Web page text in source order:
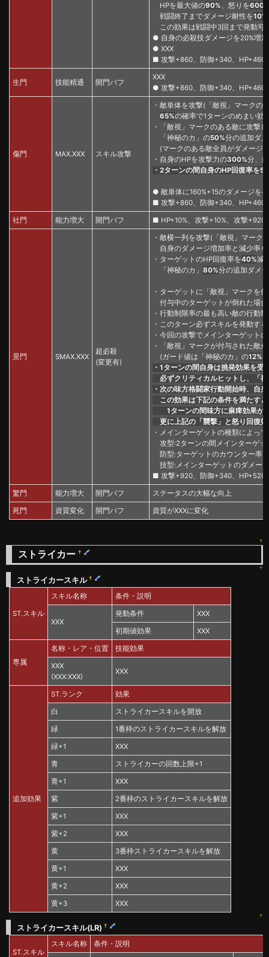
HPを最大値の90% 、怒りを600
戦闘終了までダメージ耐性を10%
この効果は戦闘中3回まで発動可
● 自身の必殺技ダメージを20%増加
● XXX
■ 攻撃+860、防御+340、HP+4600
生門 技能精通 開門バフ
XXX
● 攻撃+860、防御+340、HP+4600
傷門 MAX.XXX スキル攻撃
・敵単体を攻撃(「敵視」マークの
65%の確率で1ターンのめまい効
・「敵視」マークのある敵に攻撃
「神秘のカ」の50%分の追加ダ
(マークのある敵全員がダメージ
・自身のHPを攻撃力の300%分、
・2ターンの間自身のHP回復率を
● 敵単体に160%+15のダメージを
■ 攻撃+860、防御+340、HP+4600
社門 能力増大 開門バフ ■ HP+10%、攻撃+10%、攻撃
景門 SMAX.XXX
超必殺
(変更有)
・敵横一列を攻撃(「敵視」マーク
自身のダメージ増加率と減少率を
・ターゲットのHP回復率を40%減
「神秘のカ」 80%分の追加ダメ
・ターゲットに「敵視」マークを
付与中のターゲットが倒れた場
・行動制限率の最も高い敵の行動
・このターン必ずスキルを発動す
・今回の攻撃でメインターゲット
・「敵視」マークが付与された敵
(ガード値は「神秘のカ」の12%
・1ターンの間自身は挑発効果を
必ずクリティカルヒットし、「
・次の味方格闘家行動開始時、自
この効果は下記の条件を満たす
1ターンの間味方に麻痺効果が付
更に上記の「襲撃」と怒り回復
・メインターゲットの種類によっ
攻型:2ターンの間メインターゲッ
防型:ターゲットのカウンター率
技型:メインターゲットのダメー
■ 攻撃+920、防御+340、HP+5200
驚門 能力増大 開門バフ ステータスの大幅な向上
死門 資質変化 開門バフ 資質がXXXに変化
↑
ストライカー †
↑
ストライカースキル†
ST.スキル
スキル名称 条件・説明
XXX
発動条件 XXX
初期値効果 XXX
専属
名称・レア・位置 技能効果
XXX
(XXX:XXX)
XXX
追加効果
ST.ランク 効果
白 ストライカースキルを開放
緑 1番枠のストライカースキルを解放
緑+1 XXX
青 ストライカーの回数上限+1
青+1 XXX
紫 2番枠のストライカースキルを解放
紫+1 XXX
紫+2 XXX
黄 3番枠ストライカースキルを解放
黄+1 XXX
黄+2 XXX
黄+3 XXX
↑
ストライカースキル(LR) †
ST.スキル
スキル名称 条件・説明